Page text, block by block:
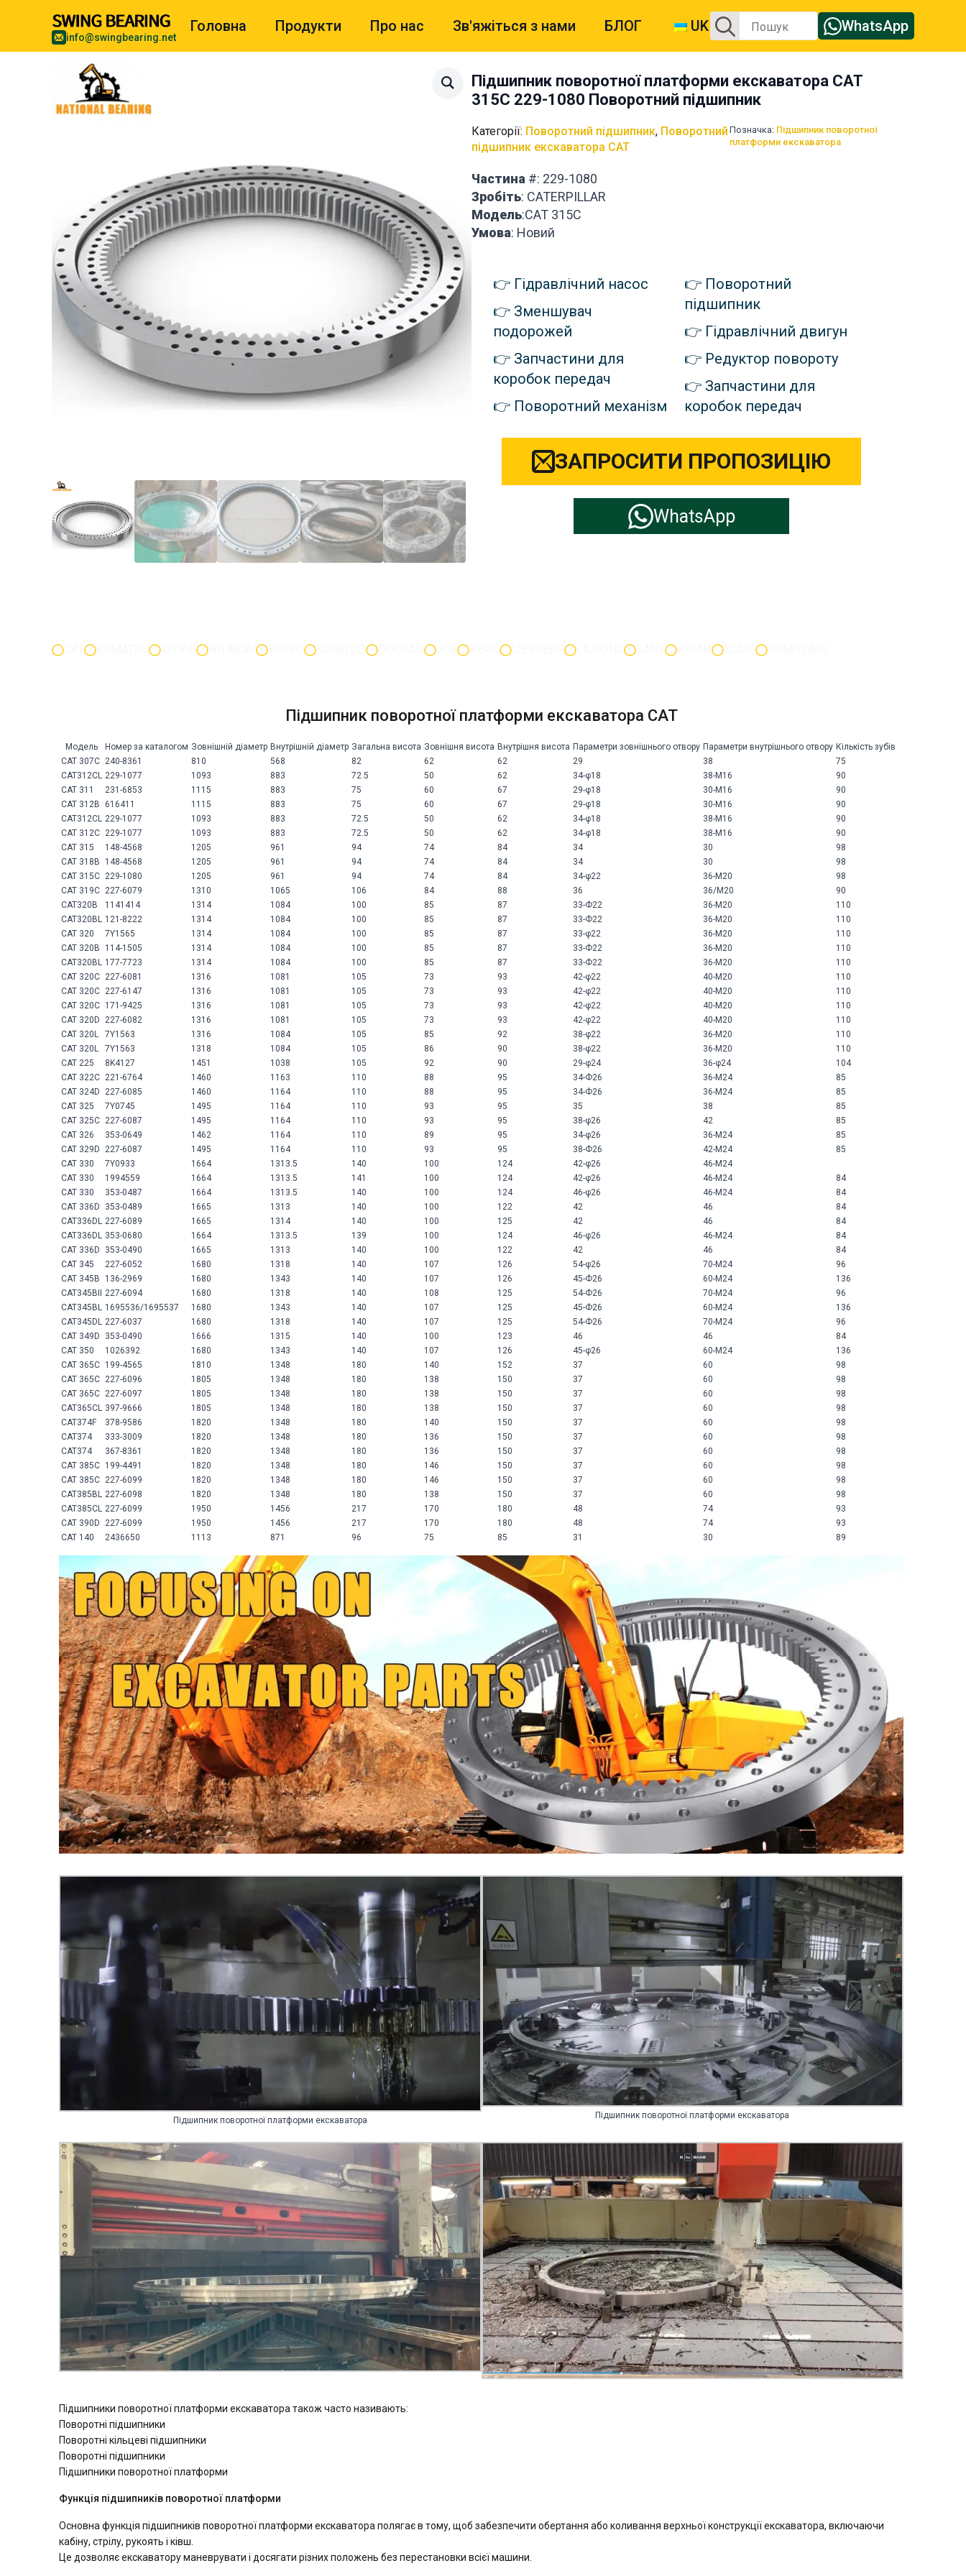
info@swingbearing.net
Головна Продукти Про нас Зв'яжіться з нами БЛОГ UK Шукайте: WhatsApp
Підшипник поворотної платформи екскаватора CAT
315C 229-1080 Поворотний підшипник
Категорії: Поворотний підшипник, Поворотний
підшипник екскаватора CAT
Позначка: Підшипник поворотної
платформи екскаватора
Частина #: 229-1080
Зробіть: CATERPILLAR
Модель:CAT 315C
Умова: Новий
Гідравлічний насос
Зменшувач
подорожей
Запчастини для
коробок передач
Поворотний механізм
Поворотний
підшипник
Гідравлічний двигун
Редуктор повороту
Запчастини для
коробок передач
ЗАПРОСИТИ ПРОПОЗИЦІЮ
WhatsApp
Підшипник поворотної платформи екскаватора CAT
Модель Номер за каталогом Зовнішній діаметр Внутрішній діаметр Загальна висота Зовнішня висота Внутрішня висота Параметри зовнішнього отвору Параметри внутрішнього отвору Кількість зубів
CAT 307C 240-8361 810 568 82 62 62 29 38
75
CAT312CL
229-1077 1093 883 72.5 50 62 34-φ18 38-M16
90
CAT 311
231-6853 1115 883 75 60 67 29-φ18 30-M16
90
CAT 312B
616411 1115 883 75 60 67 29-φ18 30-M16
90
CAT312CL
229-1077 1093 883 72.5 50 62 34-φ18 38-M16
90
CAT 312C 229-1077 1093 883 72.5 50 62 34-φ18 38-M16
90
CAT 315
148-4568 1205 961 94 74 84 34 30
98
CAT 318B
148-4568 1205 961 94 74 84 34 30
98
CAT 315C 229-1080 1205 961 94 74 84 34-φ22 36-M20
98
CAT 319C 227-6079 1310 1065 106 84 88 36 36/M20
90
CAT320B
1141414 1314 1084 100 85 87 33-Ф22 36-M20
110
CAT320BL
121-8222 1314 1084 100 85 87 33-Ф22 36-M20
110
CAT 320
7Y1565 1314 1084 100 85 87 33-φ22 36-M20
110
CAT 320B
114-1505 1314 1084 100 85 87 33-Ф22 36-M20
110
CAT320BL
177-7723 1314 1084 100 85 87 33-Ф22 36-M20
110
CAT 320C 227-6081 1316 1081 105 73 93 42-φ22 40-M20
110
CAT 320C 227-6147 1316 1081 105 73 93 42-φ22 40-M20
110
CAT 320C 171-9425 1316 1081 105 73 93 42-φ22 40-M20
110
CAT 320D
227-6082 1316 1081 105 73 93 42-φ22 40-M20
110
CAT 320L
7Y1563 1316 1084 105 85 92 38-φ22 36-M20
110
CAT 320L
7Y1563 1318 1084 105 86 90 38-φ22 36-M20
110
CAT 225
8K4127 1451 1038 105 92 90 29-φ24 36-φ24
104
CAT 322C 221-6764 1460 1163 110 88 95 34-Ф26 36-M24
85
CAT 324D
227-6085 1460 1164 110 88 95 34-Ф26 36-M24
85
CAT 325
7Y0745 1495 1164 110 93 95 35 38
85
CAT 325C 227-6087 1495 1164 110 93 95 38-φ26 42
85
CAT 326
353-0649 1462 1164 110 89 95 34-φ26 36-M24
85
CAT 329D
227-6087 1495 1164 110 93 95 38-Ф26 42-M24
85
CAT 330
7Y0933 1664 1313.5 140 100 124 42-φ26
46-M24
CAT 330
1994559 1664 1313.5 141 100 124 42-φ26 46-M24
84
CAT 330
353-0487 1664 1313.5 140 100 124 46-φ26 46-M24
84
CAT 336D
353-0489 1665 1313 140 100 122 42 46
84
CAT336DL
227-6089 1665 1314 140 100 125 42 46
84
CAT336DL
353-0680 1664 1313.5 139 100 124 46-φ26 46-M24
84
CAT 336D
353-0490 1665 1313 140 100 122 42 46
84
CAT 345
227-6052 1680 1318 140 107 126 54-φ26 70-M24
96
CAT 345B
136-2969 1680 1343 140 107 126 45-Ф26 60-M24
136
CAT345BII 227-6094 1680 1318 140 108 125 54-Ф26 70-M24
96
CAT345BL
1695536/1695537 1680 1343 140 107 125 45-Ф26 60-M24
136
CAT345DL
227-6037 1680 1318 140 107 125 54-Ф26 70-M24
96
CAT 349D
353-0490 1666 1315 140 100 123 46 46
84
CAT 350
1026392 1680 1343 140 107 126 45-φ26 60-M24
136
CAT 365C 199-4565 1810 1348 180 140 152 37 60
98
CAT 365C 227-6096 1805 1348 180 138 150 37 60
98
CAT 365C 227-6097 1805 1348 180 138 150 37 60
98
CAT365CL
397-9666 1805 1348 180 138 150 37 60
98
CAT374F
378-9586 1820 1348 180 140 150 37 60
98
CAT374
333-3009 1820 1348 180 136 150 37 60
98
CAT374
367-8361 1820 1348 180 136 150 37 60
98
CAT 385C 199-4491 1820 1348 180 146 150 37 60
98
CAT 385C 227-6099 1820 1348 180 146 150 37 60
98
CAT385BL
227-6098 1820 1348 180 138 150 37 60
98
CAT385CL
227-6099 1950 1456 217 170 180 48 74
93
CAT 390D
227-6099 1950 1456 217 170 180 48 74
93
CAT 140
2436650 1113 871 96 75 85 31 30 89
Підшипник поворотної платформи екскаватора Підшипник поворотної платформи екскаватора
Підшипники поворотної платформи екскаватора також часто називають:
Поворотні підшипники
Поворотні кільцеві підшипники
Поворотні підшипники
Підшипники поворотної платформи
Функція підшипників поворотної платформи
Основна функція підшипників поворотної платформи екскаватора полягає в тому, щоб забезпечити обертання або коливання верхньої конструкції екскаватора, включаючи
кабіну, стрілу, рукоять і ківш.
Це дозволяє екскаватору маневрувати і досягати різних положень без перестановки всієї машини.